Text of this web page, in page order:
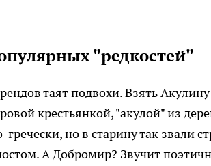
"редкостей"
таят подвохи. Взять
крестьянкой, "акулой" из
гречески, но в старину так звали
А Добромир? Звучит